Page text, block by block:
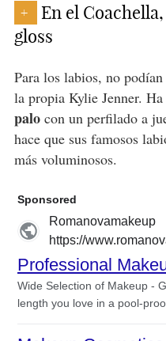
+
En el
gloss
Para los labios, no
la propia Kylie Jenner.
palocon un perfilado a
hace que sus famosos
más voluminosos.